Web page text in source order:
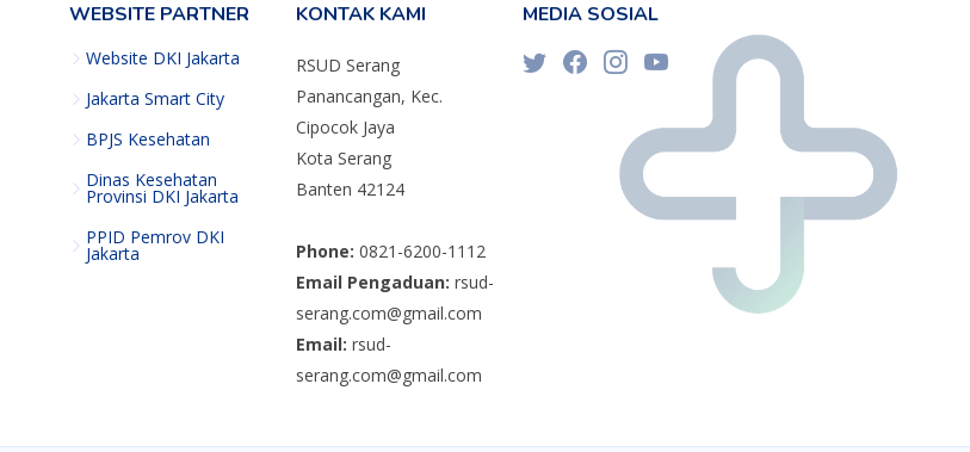
WEBSITE PARTNER
Website DKI Jakarta
Jakarta Smart City
BPJS Kesehatan
Dinas Kesehatan
Provinsi DKI Jakarta
PPID Pemrov DKI
Jakarta
KONTAK KAMI
RSUD Serang
Panancangan, Kec.
Cipocok Jaya
Kota Serang
Banten 42124
Phone: 0821-6200-1112
Email Pengaduan: rsud-
serang.com@gmail.com
Email: rsud-
serang.com@gmail.com
MEDIA SOSIAL